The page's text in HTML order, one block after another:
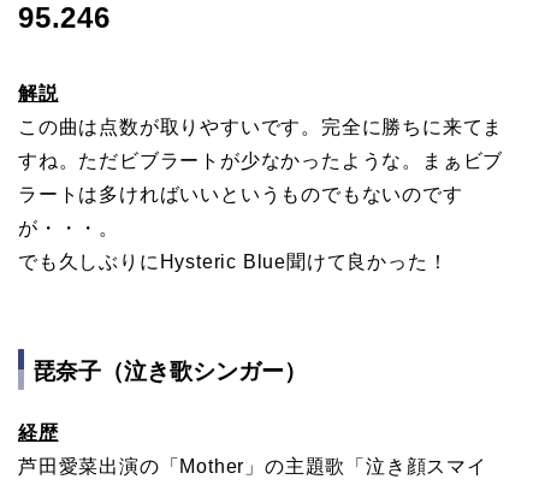
95.246
解説
この曲は点数が取りやすいです。完全に勝ちに来てま
すね。ただビブラートが少なかったような。まぁビブ
ラートは多ければいいというものでもないのです
が・・・。
でも久しぶりにHysteric Blue聞けて良かった！
琵奈子（泣き歌シンガー）
経歴
芦田愛菜出演の「Mother」の主題歌「泣き顔スマイ